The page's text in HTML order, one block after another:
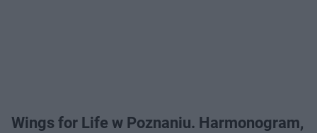
Wings for Life w Poznaniu. Harmonogram,